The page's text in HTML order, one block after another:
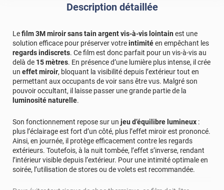
Description détaillée
Lefilm 3M miroir sans tain argent vis-à-vis lointainest une
solution efficace pour préserver votreintimitéen empêchant les
regards indiscrets. Ce film est donc parfait pour un vis-à-vis au
delà de 15 mètres. En présence d’une lumière plus intense, il crée
un effet miroir, bloquant la visibilité depuis l’extérieur tout en
permettant aux occupants de voir sans être vus. Malgré son
pouvoir occultant, il laisse passer une grande partie de la
luminosité naturelle.
Son fonctionnement repose sur un jeu d’équilibre lumineux :
plus l’éclairage est fort d’un côté, plus l’effet miroir est prononcé.
Ainsi, en journée, il protège efficacement contre les regards
extérieurs. Toutefois, à la nuit tombée, l’effet s’inverse, rendant
l’intérieur visible depuis l’extérieur. Pour une intimité optimale en
soirée, l’utilisation de stores ou de volets est recommandée.